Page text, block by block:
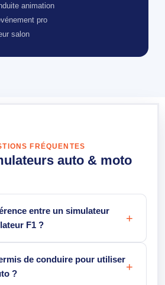
animation
pro
salon
FRÉQUENTES
auto & moto
entre un simulateur
F1 ?
de conduire pour utiliser
?